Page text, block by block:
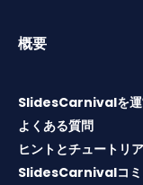
概要
SlidesCarnivalを運
よくある質問
ヒントとチュートリ
SlidesCarnivalコミ